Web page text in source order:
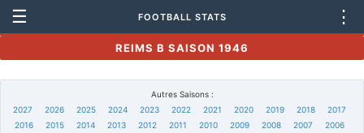
☰ FOOTBALL STATS ⋮
REIMS B SAISON 1946
Autres Saisons :
2027
2026 2025 2024 2023 2022 2021 2020 2019 2018
2017
2016
2015 2014 2013 2012 2011 2010 2009 2008 2007
2006